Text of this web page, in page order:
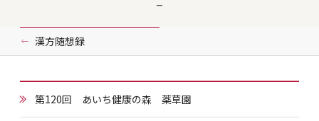
漢方随想録
第120回 あいち健康の森 薬草園